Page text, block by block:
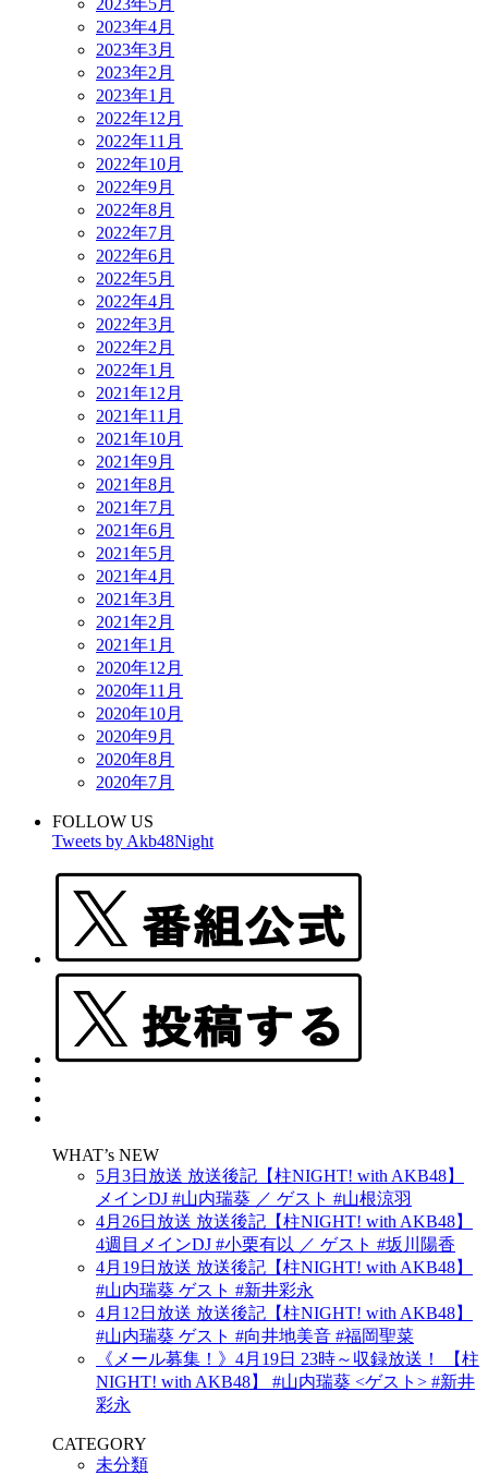
2023年5月
2023年4月
2023年3月
2023年2月
2023年1月
2022年12月
2022年11月
2022年10月
2022年9月
2022年8月
2022年7月
2022年6月
2022年5月
2022年4月
2022年3月
2022年2月
2022年1月
2021年12月
2021年11月
2021年10月
2021年9月
2021年8月
2021年7月
2021年6月
2021年5月
2021年4月
2021年3月
2021年2月
2021年1月
2020年12月
2020年11月
2020年10月
2020年9月
2020年8月
2020年7月
FOLLOW US
Tweets by Akb48Night
WHAT’s NEW
5月3日放送 放送後記【柱NIGHT! with AKB48】
メインDJ #山内瑞葵 ／ ゲスト #山根涼羽
4月26日放送 放送後記【柱NIGHT! with AKB48】
4週目メインDJ #小栗有以 ／ ゲスト #坂川陽香
4月19日放送 放送後記【柱NIGHT! with AKB48】
#山内瑞葵 ゲスト #新井彩永
4月12日放送 放送後記【柱NIGHT! with AKB48】
#山内瑞葵 ゲスト #向井地美音 #福岡聖菜
《メール募集！》4月19日 23時～収録放送！ 【柱
NIGHT! with AKB48】 #山内瑞葵 <ゲスト> #新井
彩永
CATEGORY
未分類